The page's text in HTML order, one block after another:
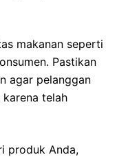
makanan seperti
Pastikan
agar pelanggan
telah
produk Anda,